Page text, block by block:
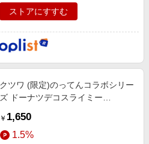
ストアにすすむ
クツワ (限定)のってんコラボシリー
ズ ドーナツデコスライミー
￥ 1,650
1.5%